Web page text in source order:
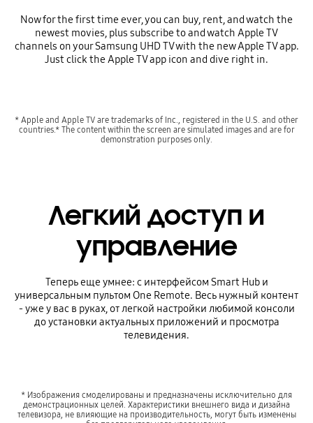
Now for the first time ever, you can buy, rent, and watch the
newest movies, plus subscribe to and watch Apple TV
channels on your Samsung UHD TV with the new Apple TV app.
Just click the Apple TV app icon and dive right in.
* Apple and Apple TV are trademarks of Inc., registered in the U.S. and other
countries.* The content within the screen are simulated images and are for
demonstration purposes only.
Легкий доступ и
управление
Теперь еще умнее: с интерфейсом Smart Hub и
универсальным пультом One Remote. Весь нужный контент
- уже у вас в руках, от легкой настройки любимой консоли
до установки актуальных приложений и просмотра
телевидения.
* Изображения смоделированы и предназначены исключительно для
демонстрационных целей. Характеристики внешнего вида и дизайна
телевизора, не влияющие на производительность, могут быть изменены